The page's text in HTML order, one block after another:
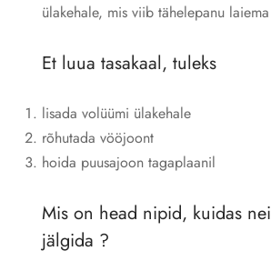
ülakehale, mis viib tähelepanu
Et luua tasakaal, tuleks
lisada volüümi ülakehale
rõhutada vööjoont
hoida puusajoon tagaplaanil
Mis on head nipid, kuidas
jälgida ?